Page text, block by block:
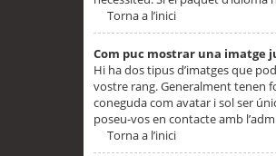
Torna a l’inici
Com puc mostrar una imatge
Hi ha dos tipus d’imatges que
vostre rang. Generalment tenen
coneguda com avatar i sol ser
poseu-vos en contacte amb
Torna a l’inici